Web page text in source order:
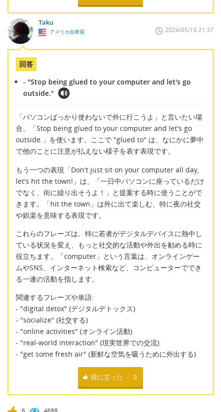
Taku
アメリカ合衆国 2024/05/10 21:37
回答
- "Stop being glued to your computer and let's go
outside."
「パソコンばっかり使わないで外に行こうよ」と言いたい場
合、「Stop being glued to your computer and let's go
outside.」を使います。ここで "glued to" は、なにかに夢中
で他のことに注意が払えない様子を表す表現です。
もう一つの表現「Don't just sit on your computer all day,
let's hit the town!」は、「一日中パソコンに座っているだけ
でなく、街に繰り出そうよ！」と提案する時に使うことがで
きます。「hit the town」は外に出て楽しむ、特に夜の社交
や娯楽を意味する表現です。
これらのフレーズは、特に若者がデジタルデバイスに熱中し
ている状況を変え、もっと社交的な活動や外出を勧める時に
役立ちます。「computer」という言葉は、オンラインゲー
ムやSNS、インターネット検索など、コンピューターででき
る一連の活動を指します。
関連するフレーズや単語:
- "digital detox" (デジタルデトックス)
- "socialize" (社交する)
- "online activities" (オンライン活動)
- "real-world interaction" (現実世界での交流)
- "get some fresh air" (新鮮な空気を吸うために外出する)
役に立った 0